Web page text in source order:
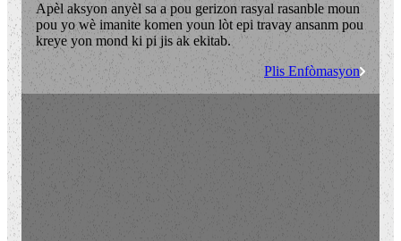
Apèl aksyon anyèl sa a pou gerizon rasyal rasanble moun
pou yo wè imanite komen youn lòt epi travay ansanm pou
kreye yon mond ki pi jis ak ekitab.
Plis Enfòmasyon